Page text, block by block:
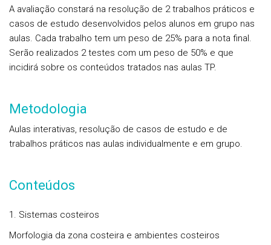
A avaliação constará na resolução de 2 trabalhos práticos e
casos de estudo desenvolvidos pelos alunos em grupo nas
aulas. Cada trabalho tem um peso de 25% para a nota final.
Serão realizados 2 testes com um peso de 50% e que
incidirá sobre os conteúdos tratados nas aulas TP.
Metodologia
Aulas interativas, resolução de casos de estudo e de
trabalhos práticos nas aulas individualmente e em grupo.
Conteúdos
1. Sistemas costeiros
Morfologia da zona costeira e ambientes costeiros